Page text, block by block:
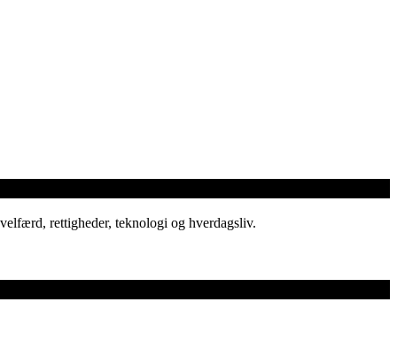
rettigheder, teknologi og hverdagsliv.